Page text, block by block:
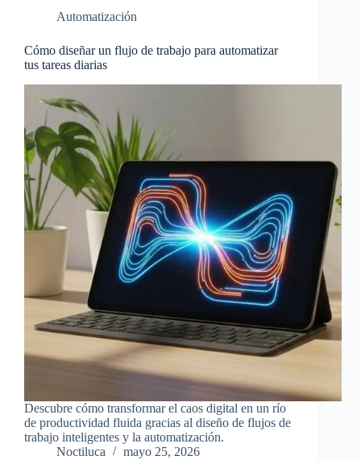
Automatización
Cómo diseñar un flujo de trabajo para automatizar
tus tareas diarias
Descubre cómo transformar el caos digital en un río
de productividad fluida gracias al diseño de flujos de
trabajo inteligentes y la automatización.
Noctiluca
mayo 25, 2026